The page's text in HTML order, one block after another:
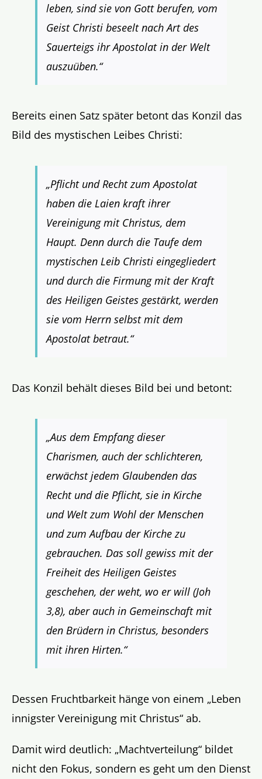
leben, sind sie von Gott berufen, vom
Geist Christi beseelt nach Art des
Sauerteigs ihr Apostolat in der Welt
auszuüben.“
Bereits einen Satz später betont das Konzil das
Bild des mystischen Leibes Christi:
„Pflicht und Recht zum Apostolat
haben die Laien kraft ihrer
Vereinigung mit Christus, dem
Haupt. Denn durch die Taufe dem
mystischen Leib Christi eingegliedert
und durch die Firmung mit der Kraft
des Heiligen Geistes gestärkt, werden
sie vom Herrn selbst mit dem
Apostolat betraut.“
Das Konzil behält dieses Bild bei und betont:
„Aus dem Empfang dieser
Charismen, auch der schlichteren,
erwächst jedem Glaubenden das
Recht und die Pflicht, sie in Kirche
und Welt zum Wohl der Menschen
und zum Aufbau der Kirche zu
gebrauchen. Das soll gewiss mit der
Freiheit des Heiligen Geistes
geschehen, der weht, wo er will (Joh
3,8), aber auch in Gemeinschaft mit
den Brüdern in Christus, besonders
mit ihren Hirten.“
Dessen Fruchtbarkeit hänge von einem „Leben
innigster Vereinigung mit Christus“ ab.
Damit wird deutlich: „Machtverteilung“ bildet
nicht den Fokus, sondern es geht um den Dienst